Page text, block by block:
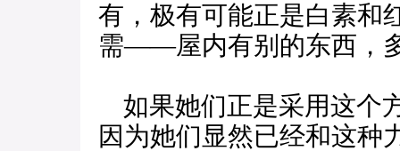
有，极有可能正是白素和
需——屋内有别的东西，
如果她们正是采用这个
因为她们显然已经和这种